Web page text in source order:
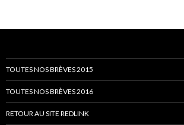
articles
TOUTES NOS BRÈVES 2015
TOUTES NOS BRÈVES 2016
RETOUR AU SITE REDLINK